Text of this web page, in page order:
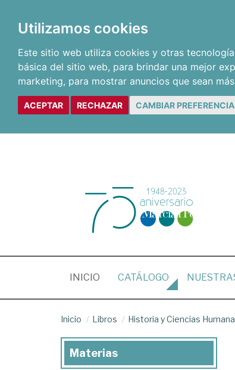
Utilizamos cookies
Este sitio web utiliza cookies y otras
básica del sitio web, para brindar una mejor
marketing, para mostrar anuncios que sean
ACEPTAR RECHAZAR CAMBIAR
INICIO (CURRENT)
CATÁLOGO
Inicio Libros Historia y Ciencias
Materias